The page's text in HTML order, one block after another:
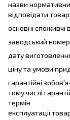
назви
відповідати товар;
основні споживчі
заводський
дату
ціну та умови
гарантійні
тому числі
термін
експлуатації